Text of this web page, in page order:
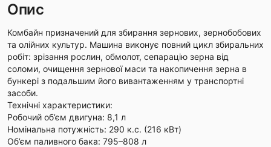
Опис
Комбайн призначений для збирання зернових, зернобобових
та олійних культур. Машина виконує повний цикл збиральних
робіт: зрізання рослин, обмолот, сепарацію зерна від
соломи, очищення зернової маси та накопичення зерна в
бункері з подальшим його вивантаженням у транспортні
засоби.
Технічні характеристики:
Робочий об’єм двигуна: 8,1 л
Номінальна потужність: 290 к.с. (216 кВт)
Об’єм паливного бака: 795–808 л